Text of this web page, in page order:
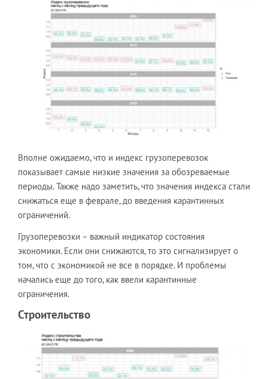
Вполне ожидаемо, что и индекс грузоперевозок
показывает самые низкие значения за обозреваемые
периоды. Также надо заметить, что значения индекса стали
снижаться еще в феврале, до введения карантинных
ограничений.
Грузоперевозки – важный индикатор состояния
экономики. Если они снижаются, то это сигнализирует о
том, что с экономикой не все в порядке. И проблемы
начались еще до того, как ввели карантинные
ограничения.
Строительство